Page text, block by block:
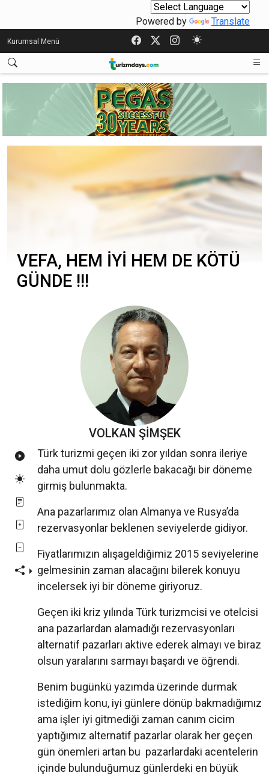
Powered by Translate
Kurumsal Menü
VEFA, HEM İYİ HEM DE KÖTÜ
GÜNDE !!!
VOLKAN ŞİMŞEK
Türk turizmi geçen iki zor yıldan sonra ileriye
daha umut dolu gözlerle bakacağı bir döneme
girmiş bulunmakta.
Ana pazarlarımız olan Almanya ve Rusya’da
rezervasyonlar beklenen seviyelerde gidiyor.
Fiyatlarımızın alışageldiğimiz 2015 seviyelerine
gelmesinin zaman alacağını bilerek konuyu
incelersek iyi bir döneme giriyoruz.
Geçen iki kriz yılında Türk turizmcisi ve otelcisi
ana pazarlardan alamadığı rezervasyonları
alternatif pazarları aktive ederek almayı ve biraz
olsun yaralarını sarmayı başardı ve öğrendi.
Benim bugünkü yazımda üzerinde durmak
istediğim konu, iyi günlere dönüp bakmadığımız
ama işler iyi gitmediği zaman canım cicim
yaptığımız alternatif pazarlar olarak her geçen
gün önemleri artan bu pazarlardaki acentelerin
içinde bulunduğumuz günlerdeki en büyük